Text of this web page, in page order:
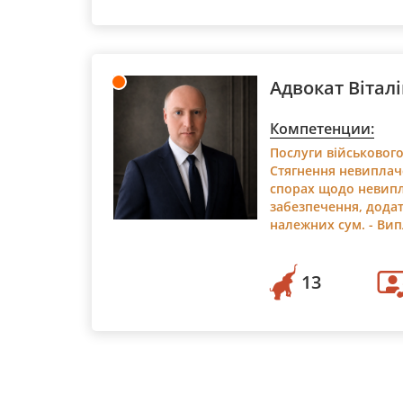
Адвокат
Компетенции:
Послуги
Стягнення
спорах щодо
забезпечення,
належних сум. -
Оскарження
адвокатських
розглядаються,
затягуються. -
13